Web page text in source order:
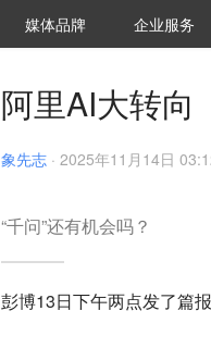
媒体品牌 36Kr研究院
企业服务
阿里AI大转向
象先志 · 2025年11月14日
“千问”还有机会吗？
彭博13日下午两点发了篇